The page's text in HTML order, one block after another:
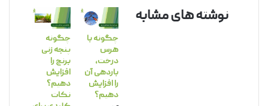
نوشته های مشابه
چگونه با
هرس
درخت،
باردهی آن
را افزایش
دهیم؟
چگونه
پنجه زنی
برنج را
افزایش
دهیم؟
نکات